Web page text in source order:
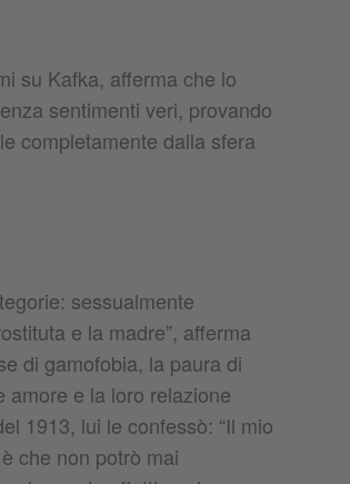
su Kafka, afferma che lo
sentimenti veri, provando
completamente dalla sfera
sessualmente
e la madre”, afferma
di gamofobia, la paura di
amore e la loro relazione
1913, lui le confessò: “Il mio
che non potrò mai